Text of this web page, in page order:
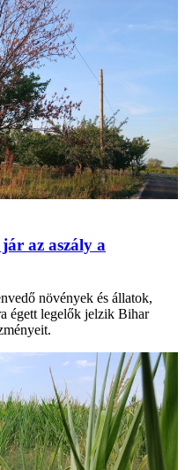
az aszály a
növények és állatok,
égett legelők jelzik Bihar